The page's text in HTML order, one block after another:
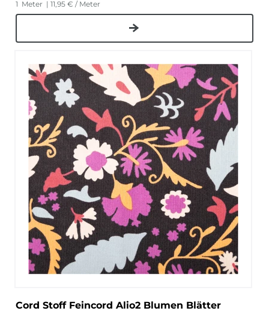
1 Meter | 11,95 € / Meter
Cord Stoff Feincord Alio2 Blumen Blätter